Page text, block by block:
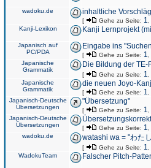
wadoku.de inhaltliche
[ Gehe zu Seite: 1
Kanji-Lexikon
Kanji Lernprojekt
Japanisch auf
PC/PDA
Eingabe ins
[ Gehe zu Seite: 1
Japanische
Grammatik
Die Bildung der TE-
[ Gehe zu Seite: 1
Japanische
Grammatik
die neuen Joyo-
[ Gehe zu Seite: 1
Japanisch-Deutsche
Übersetzungen
"Übersetzung"
[ Gehe zu Seite: 1
Japanisch-Deutsche
Übersetzungen
[ Gehe zu Seite: 1
wadoku.de
watashi wa = "わた
[ Gehe zu Seite: 1
WadokuTeam
Falscher Pitch-